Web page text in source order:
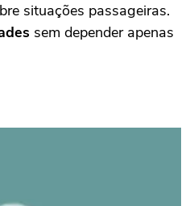
situações passageiras.
sem depender apenas